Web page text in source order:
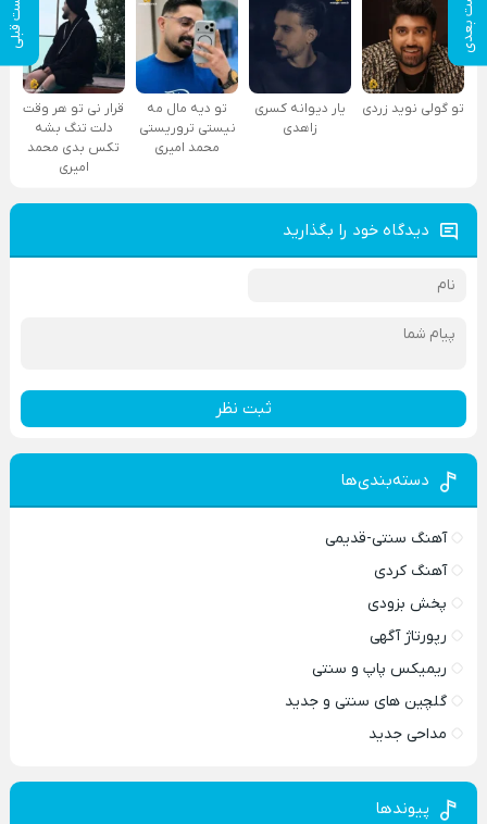
پست بعدی پست قبلی
تو گولی نوید زردی
یار دیوانه کسری
زاهدی
تو دیه مال مه
نیستی تروریستی
محمد امیری
قرار نی تو هر وقت
دلت تنگ بشه
تکس بدی محمد
امیری
دیدگاه خود را بگذارید
ثبت نظر
دسته‌بندی‌ها
آهنگ سنتی-قدیمی
آهنگ کردی
پخش بزودی
رپورتاژ آگهی
ریمیکس پاپ و سنتی
گلچین های سنتی و جدید
مداحی جدید
پیوندها